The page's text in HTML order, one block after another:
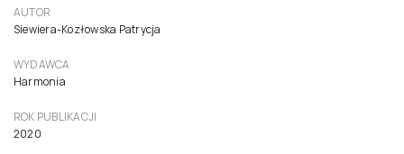
AUTOR
Siewiera-Kozłowska Patrycja
WYDAWCA
Harmonia
ROK PUBLIKACJI
2020